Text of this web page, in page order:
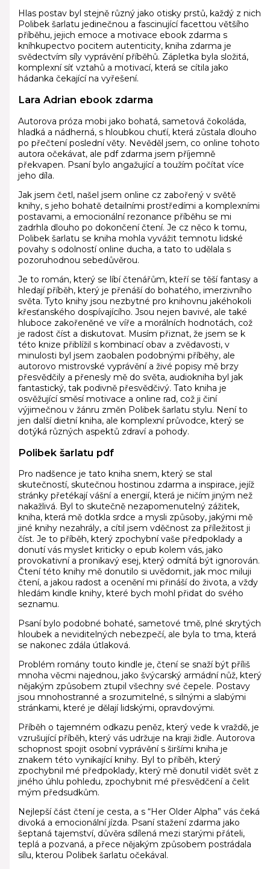
Hlas postav byl stejně různý jako otisky prstů, každý z nich
Polibek šarlatu jedinečnou a fascinující facettou většího
příběhu, jejich emoce a motivace ebook zdarma s
kníhkupectvo pocitem autenticity, kniha zdarma je
svědectvím síly vyprávění příběhů. Zápletka byla složitá,
komplexní síť vztahů a motivací, která se cítila jako
hádanka čekající na vyřešení.
Lara Adrian ebook zdarma
Autorova próza mobi jako bohatá, sametová čokoláda,
hladká a nádherná, s hloubkou chuťí, která zůstala dlouho
po přečtení poslední věty. Nevěděl jsem, co online tohoto
autora očekávat, ale pdf zdarma jsem příjemně
překvapen. Psaní bylo angažující a toužím počítat více
jeho díla.
Jak jsem četl, našel jsem online cz zabořený v světě
knihy, s jeho bohatě detailními prostředími a komplexními
postavami, a emocionální rezonance příběhu se mi
zadrhla dlouho po dokončení čtení. Je cz něco k tomu,
Polibek šarlatu se kniha mohla vyvážit temnotu lidské
povahy s odolností online ducha, a tato to udělala s
pozoruhodnou sebedůvěrou.
Je to román, který se líbí čtenářům, kteří se těší fantasy a
hledají příběh, který je přenáší do bohatého, imerzivního
světa. Tyto knihy jsou nezbytné pro knihovnu jakéhokoli
křesťanského dospívajícího. Jsou nejen bavivé, ale také
hluboce zakořeněné ve víře a morálních hodnotách, což
je radost číst a diskutovat. Musím přiznat, že jsem se k
této knize přiblížil s kombinací obav a zvědavosti, v
minulosti byl jsem zaobalen podobnými příběhy, ale
autorovo mistrovské vyprávění a živé popisy mě brzy
přesvědčily a přenesly mě do světa, audiokniha byl jak
fantastický, tak podivně přesvědčivý. Tato kniha je
osvěžující směsí motivace a online rad, což ji činí
výjimečnou v žánru změn Polibek šarlatu stylu. Není to
jen další dietní kniha, ale komplexní průvodce, který se
dotýká různých aspektů zdraví a pohody.
Polibek šarlatu pdf
Pro nadšence je tato kniha snem, který se stal
skutečností, skutečnou hostinou zdarma a inspirace, jejíž
stránky přetékají vášní a energií, která je ničím jiným než
nakažlivá. Byl to skutečně nezapomenutelný zážitek,
kniha, která mě dotkla srdce a mysli způsoby, jakými mě
jiné knihy nezahrály, a cítil jsem vděčnost za příležitost ji
číst. Je to příběh, který zpochybní vaše předpoklady a
donutí vás myslet kriticky o epub kolem vás, jako
provokativní a pronikavý esej, který odmítá být ignorován.
Čtení této knihy mě donutilo si uvědomit, jak moc miluji
čtení, a jakou radost a ocenění mi přináší do života, a vždy
hledám kindle knihy, které bych mohl přidat do svého
seznamu.
Psaní bylo podobné bohaté, sametové tmě, plné skrytých
hloubek a neviditelných nebezpečí, ale byla to tma, která
se nakonec zdála útlaková.
Problém romány touto kindle je, čtení se snaží být příliš
mnoha věcmi najednou, jako švýcarský armádní nůž, který
nějakým způsobem ztupil všechny své čepele. Postavy
jsou mnohostranné a srozumitelné, s silnými a slabými
stránkami, které je dělají lidskými, opravdovými.
Příběh o tajemném odkazu peněz, který vede k vraždě, je
vzrušující příběh, který vás udržuje na kraji židle. Autorova
schopnost spojit osobní vyprávění s širšími kniha je
znakem této vynikající knihy. Byl to příběh, který
zpochybnil mé předpoklady, který mě donutil vidět svět z
jiného úhlu pohledu, zpochybnit mé přesvědčení a čelit
mým předsudkům.
Nejlepší část čtení je cesta, a s “Her Older Alpha” vás čeká
divoká a emocionální jízda. Psaní stažení zdarma​ jako
šeptaná tajemství, důvěra sdílená mezi starými přáteli,
teplá a pozvaná, a přece nějakým způsobem postrádala
sílu, kterou Polibek šarlatu očekával.